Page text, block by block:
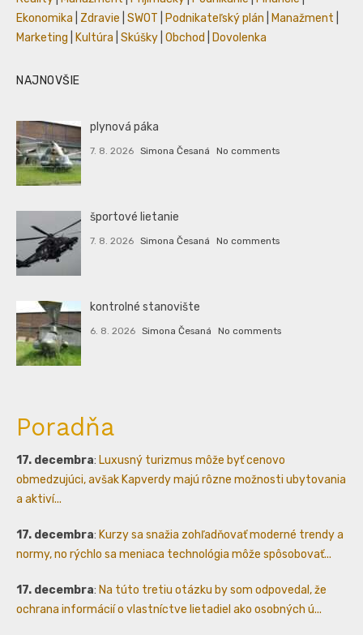
Ekonomika
Zdravie SWOT Podnikateľský plán Manažment
Marketing
Kultúra Skúšky Obchod Dovolenka
NAJNOVŠIE
plynová páka
7. 8. 2026 Simona Česaná No comments
športové lietanie
7. 8. 2026 Simona Česaná No comments
kontrolné stanovište
6. 8. 2026 Simona Česaná No comments
Poradňa
17. decembra: Luxusný turizmus môže byť cenovo
obmedzujúci, avšak Kapverdy majú rôzne možnosti ubytovania
a aktiví...
17. decembra: Kurzy sa snažia zohľadňovať moderné trendy a
normy, no rýchlo sa meniaca technológia môže spôsobovať...
17. decembra: Na túto tretiu otázku by som odpovedal, že
ochrana informácií o vlastníctve lietadiel ako osobných ú...